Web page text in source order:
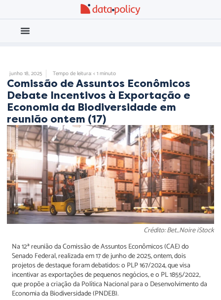
junho 18, 2025 Tempo de leitura: < 1 minuto
Comissão de Assuntos Econômicos
Debate Incentivos à Exportação e
Economia da Biodiversidade em
reunião ontem (17)
Crédito: Bet_Noire iStock
Na 12ª reunião da Comissão de Assuntos Econômicos (CAE) do
Senado Federal, realizada em 17 de junho de 2025, ontem, dois
projetos de destaque foram debatidos: o PLP 167/2024, que visa
incentivar as exportações de pequenos negócios, e o PL 1855/2022,
que propõe a criação da Política Nacional para o Desenvolvimento da
Economia da Biodiversidade (PNDEB).